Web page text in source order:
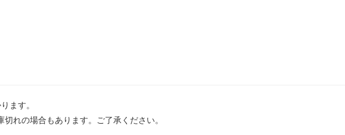
ます。
れの場合もあります。ご了承ください。